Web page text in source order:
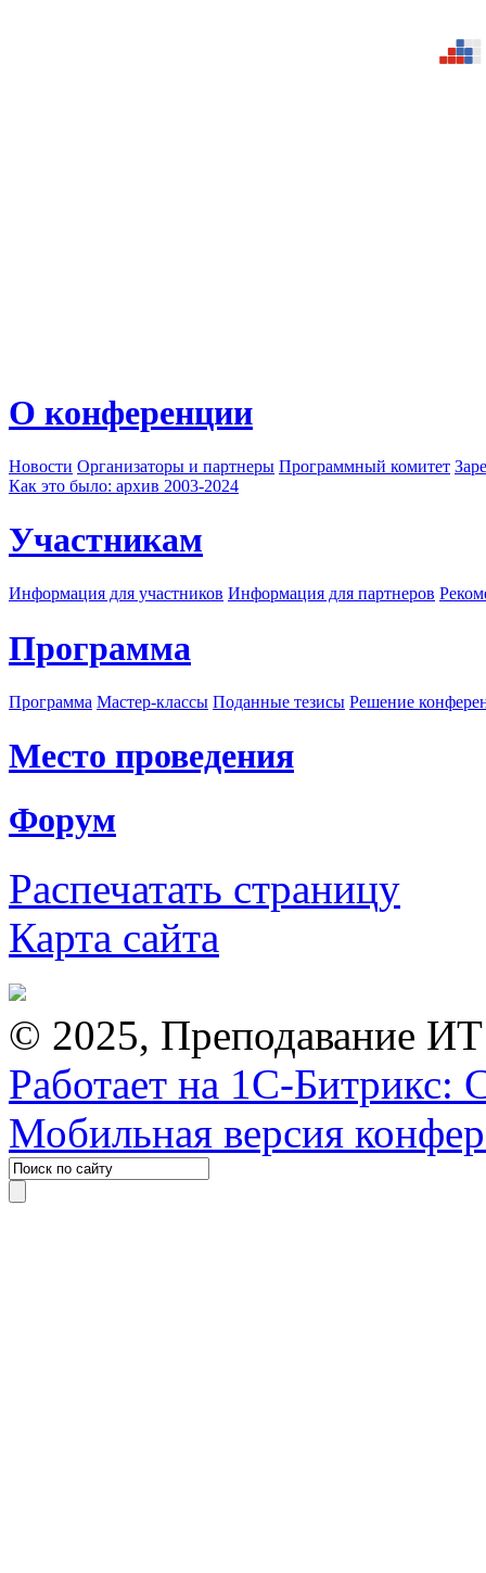
О конференции
Новости Организаторы и партнеры Программный комитет
Как это было: архив 2003-2024
Участникам
Информация для участников Информация для партнеров
Программа
Программа Мастер-классы Поданные тезисы Решение
Место проведения
Форум
Распечатать страницу
Карта сайта
© 2025, Преподавание
Работает на 1С-Битрикс:
Мобильная версия